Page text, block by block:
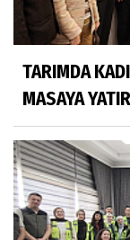
TARIMDA
MASAYA